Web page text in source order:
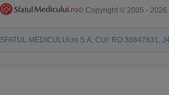
© Copyright © 2005 - 2026
SFATUL MEDICULUI.ro S.A, CUI: RO 38847631,